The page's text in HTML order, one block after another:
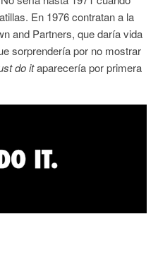
En 1976 contratan a la
and Partners, que daría vida
sorprendería por no mostrar
do itaparecería por primera